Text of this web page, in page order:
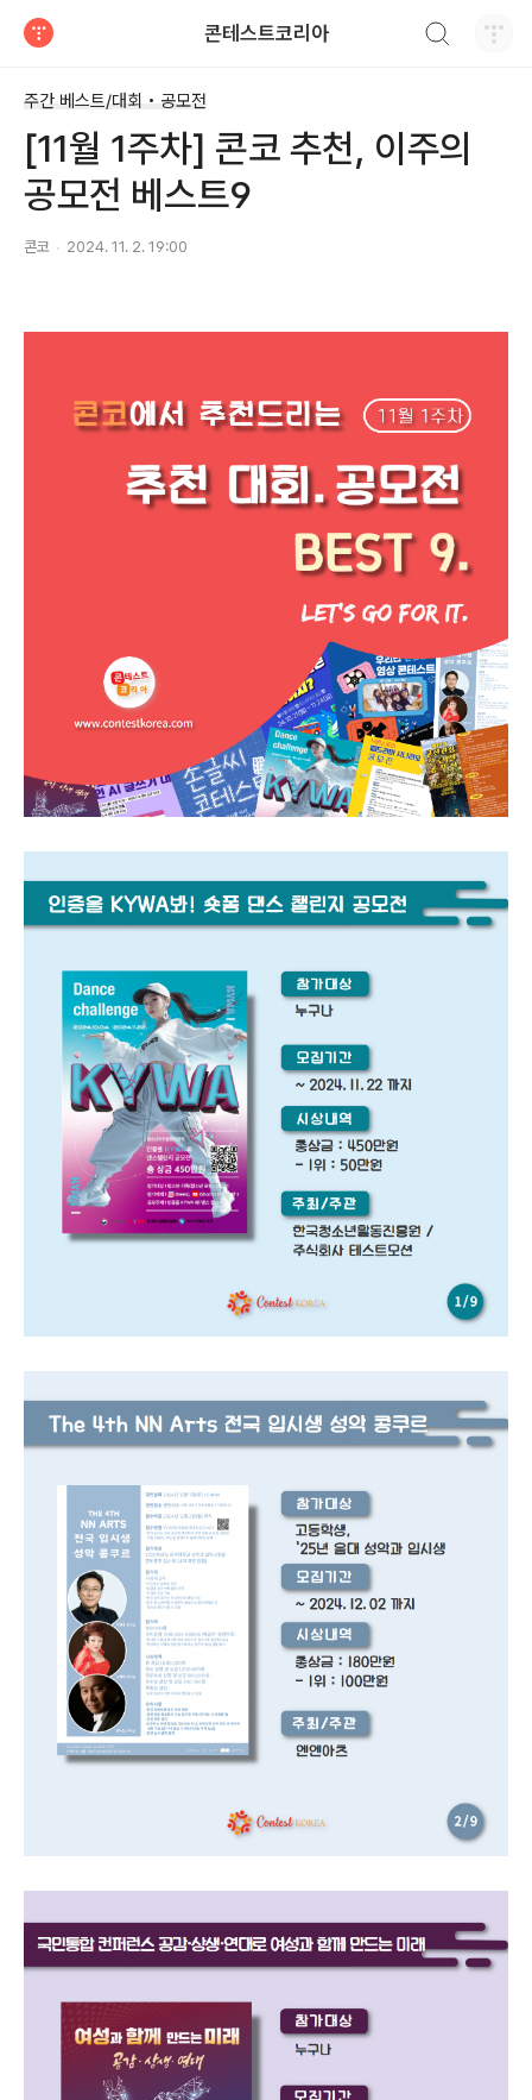
콘테스트코리아
주간 베스트/대회 • 공모전
[11월 1주차] 콘코 추천, 이주의
공모전 베스트9
콘코 2024. 11. 2. 19:00